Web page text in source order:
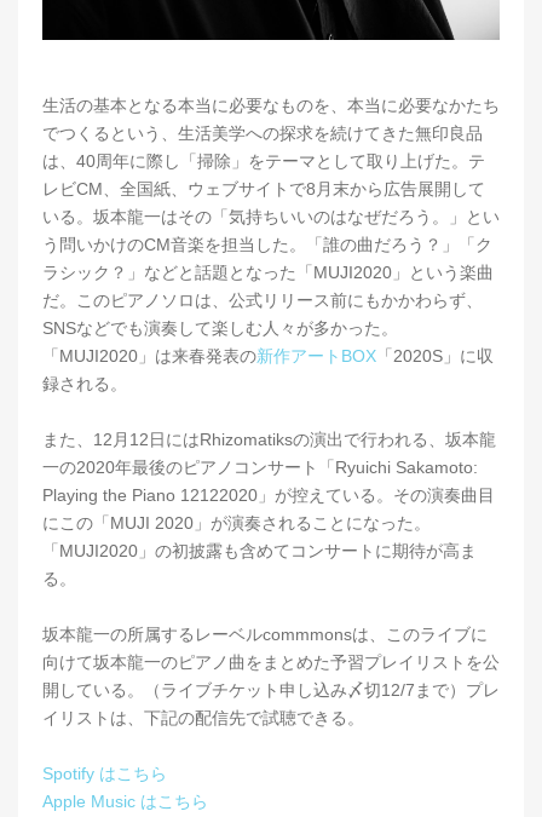
生活の基本となる本当に必要なものを、本当に必要なかたち
でつくるという、生活美学への探求を続けてきた無印良品
は、40周年に際し「掃除」をテーマとして取り上げた。テ
レビCM、全国紙、ウェブサイトで8月末から広告展開して
いる。坂本龍一はその「気持ちいいのはなぜだろう。」とい
う問いかけのCM音楽を担当した。「誰の曲だろう？」「ク
ラシック？」などと話題となった「MUJI2020」という楽曲
だ。このピアノソロは、公式リリース前にもかかわらず、
SNSなどでも演奏して楽しむ人々が多かった。
「MUJI2020」は来春発表の新作アートBOX 「2020S」に収
録される。
また、12月12日にはRhizomatiksの演出で行われる、坂本龍
一の2020年最後のピアノコンサート「Ryuichi Sakamoto:
Playing the Piano 12122020」が控えている。その演奏曲目
にこの「MUJI 2020」が演奏されることになった。
「MUJI2020」の初披露も含めてコンサートに期待が高ま
る。
坂本龍一の所属するレーベルcommmonsは、このライブに
向けて坂本龍一のピアノ曲をまとめた予習プレイリストを公
開している。（ライブチケット申し込み〆切12/7まで）プレ
イリストは、下記の配信先で試聴できる。
Spotify はこちら
Apple Music はこちら